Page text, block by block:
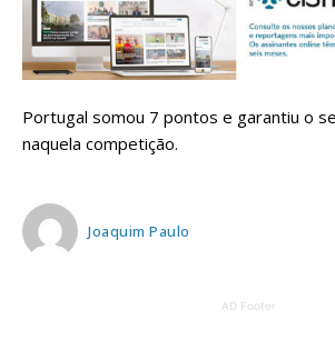
Portugal somou 7 pontos e garantiu o
naquela competição.
Joaquim Paulo
AD Footer